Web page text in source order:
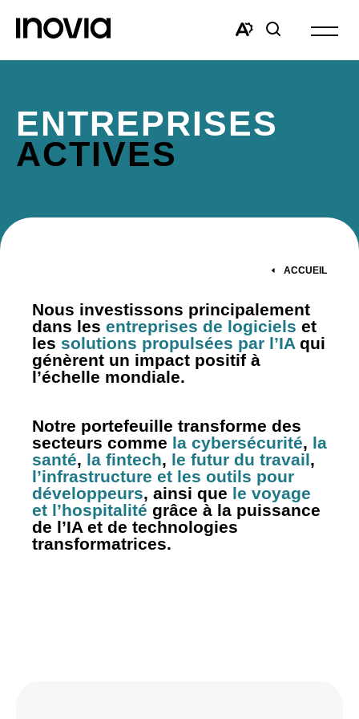
Ouvrir
ENTREPRISES
ACTIVES
ACCUEIL
Nous investissons principalement
dans les entreprises de logiciels et
les solutions propulsées par l’IAqui
génèrent un impact positif à
l’échelle mondiale.
Notre portefeuille transforme des
secteurs comme la cybersécurité, la
santé, la fintech, le futur du travail,
l’infrastructure et les outils pour
développeurs, ainsi que le voyage
et l’hospitalité grâce à la puissance
de l’IA et de technologies
transformatrices.